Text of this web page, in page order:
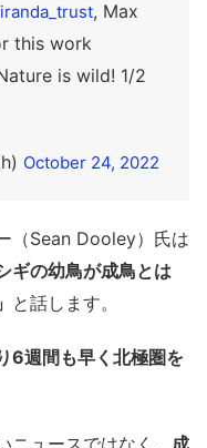
, Max
this work
is wild! 1/2
October 24, 2022
（Sean Dooley）氏は
ギの幼鳥が成鳥とは
と話します。
6週間も早く北極圏を